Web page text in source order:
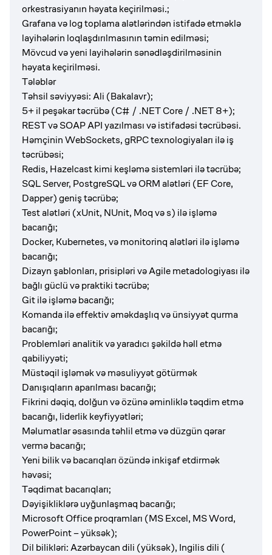
orkestrasiyanın həyata keçirilməsi.;
Grafana və log toplama alətlərindən istifadə etməklə
layihələrin loqlaşdırılmasının təmin edilməsi;
Mövcud və yeni layihələrin sənədləşdirilməsinin
həyata keçirilməsi.
Tələblər
Təhsil səviyyəsi: Ali (Bakalavr);
5+ il peşəkar təcrübə (C# / .NET Core / .NET 8+);
REST və SOAP API yazılması və istifadəsi təcrübəsi.
Həmçinin WebSockets, gRPC texnologiyaları ilə iş
təcrübəsi;
Redis, Hazelcast kimi keşləmə sistemləri ilə təcrübə;
SQL Server, PostgreSQL və ORM alətləri (EF Core,
Dapper) geniş təcrübə;
Test alətləri (xUnit, NUnit, Moq və s) ilə işləmə
bacarığı;
Docker, Kubernetes, və monitorinq alətləri ilə işləmə
bacarığı;
Dizayn şablonları, prisipləri və Agile metadologiyası ilə
bağlı güclü və praktiki təcrübə;
Git ilə işləmə bacarığı;
Komanda ilə effektiv əməkdaşlıq və ünsiyyət qurma
bacarığı;
Problemləri analitik və yaradıcı şəkildə həll etmə
qabiliyyəti;
Müstəqil işləmək və məsuliyyət götürmək
Danışıqların aparılması bacarığı;
Fikrini dəqiq, dolğun və özünə əminliklə təqdim etmə
bacarığı, liderlik keyfiyyətləri;
Məlumatlar əsasında təhlil etmə və düzgün qərar
vermə bacarığı;
Yeni bilik və bacarıqları özündə inkişaf etdirmək
həvəsi;
Təqdimat bacarıqları;
Dəyişikliklərə uyğunlaşmaq bacarığı;
Microsoft Office proqramları (MS Excel, MS Word,
PowerPoint – yüksək);
Dil bilikləri: Azərbaycan dili (yüksək), Ingilis dili (